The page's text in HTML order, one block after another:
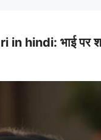
hindi: भाई पर